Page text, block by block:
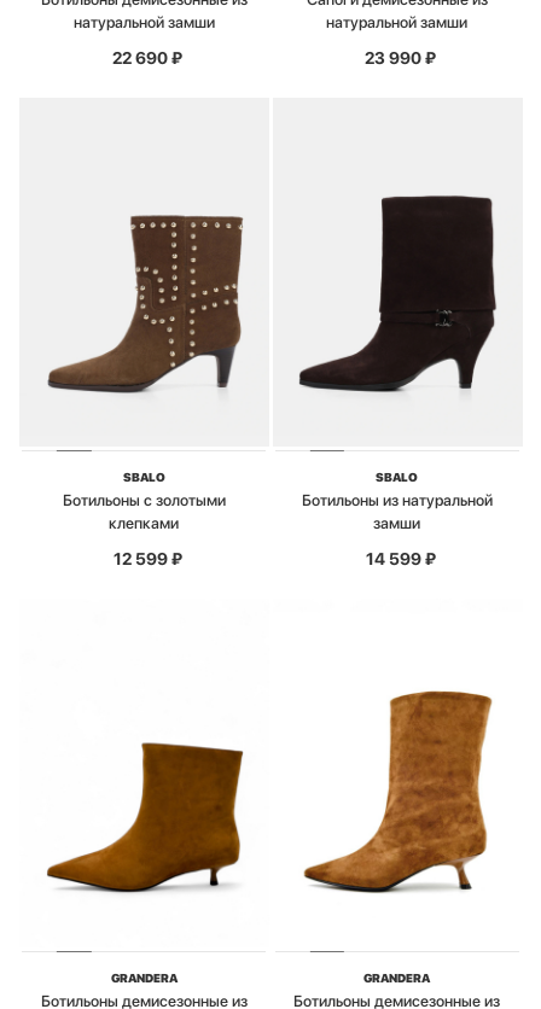
натуральной замши
22 690₽
натуральной замши
23 990₽
SBALO
Ботильоны с золотыми
клепками
12 599₽
SBALO
Ботильоны из натуральной
замши
14 599₽
GRANDERA
Ботильоны демисезонные из
GRANDERA
Ботильоны демисезонные из